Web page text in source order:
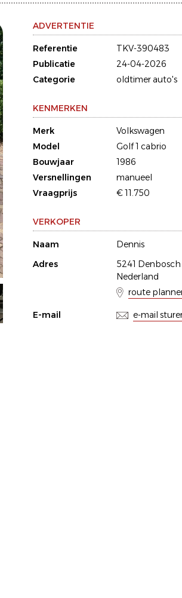
ADVERTENTIE
Referentie
TKV-390483
Publicatie
24-04-2026
Categorie
oldtimer auto's
KENMERKEN
Merk
Volkswagen
Model
Golf 1 cabrio
Bouwjaar
1986
Versnellingen
manueel
Vraagprijs
€ 11.750
VERKOPER
Naam
Dennis
Adres
5241 Denbosch
Nederland
route
E-mail e-mail